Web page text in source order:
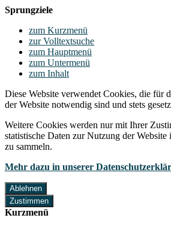
Sprungziele
zum Kurzmenü
zur Volltextsuche
zum Hauptmenü
zum Untermenü
zum Inhalt
Diese Website verwendet Cookies, die für
der Website notwendig sind und stets
Weitere Cookies werden nur mit Ihrer
statistische Daten zur Nutzung der
zu sammeln.
Mehr dazu in unserer
Ablehnen
Zustimmen
Kurzmenü